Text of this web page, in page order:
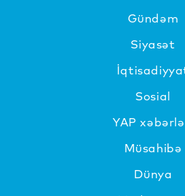
Gündəm
Siyasət
Sosial
YAP
Müsahibə
Dünya